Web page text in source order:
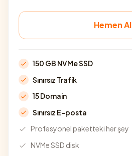
Hemen Al
150 GB NVMe SSD
Sınırsız Trafik
15 Domain
Sınırsız E-posta
Profesyonel paketteki her şey
NVMe SSD disk